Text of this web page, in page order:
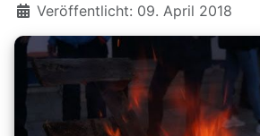
Veröffentlicht: 09. April 2018